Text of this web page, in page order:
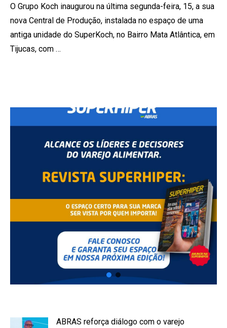
O Grupo Koch inaugurou na última segunda-feira, 15, a sua
nova Central de Produção, instalada no espaço de uma
antiga unidade do SuperKoch, no Bairro Mata Atlântica, em
Tijucas, com …
ABRAS reforça diálogo com o varejo